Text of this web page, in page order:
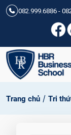
082.999.6886 -
Trang chủ / Tri